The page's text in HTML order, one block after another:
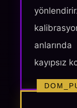
anlarında
kayıpsız